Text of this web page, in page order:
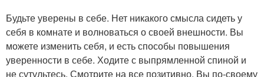
Будьте уверены в себе. Нет никакого смысла сидеть у
себя в комнате и волноваться о своей внешности. Вы
можете изменить себя, и есть способы повышения
уверенности в себе. Ходите с выпрямленной спиной и
не сутультесь. Смотрите на все позитивно. Вы по-своему